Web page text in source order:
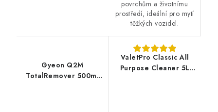
povrchům a životnímu
prostředí, ideální pro mytí
těžkých vozidel.
Gyeon Q2M
TotalRemover 500ml
ValetPro Classic All
Purpose Cleaner 5L